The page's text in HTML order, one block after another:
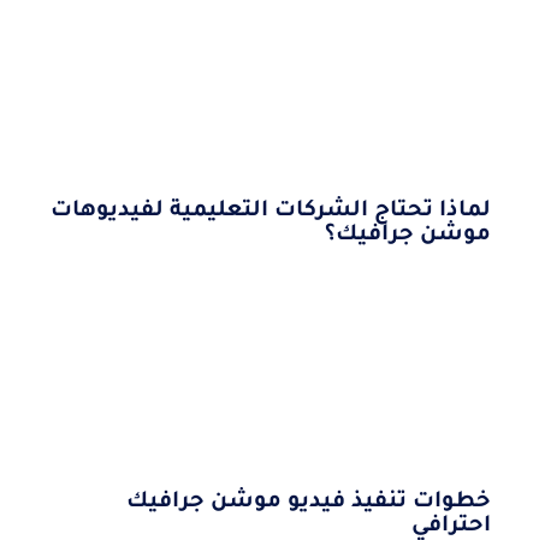
لماذا تحتاج الشركات التعليمية لفيديوهات
موشن جرافيك؟
خطوات تنفيذ فيديو موشن جرافيك
احترافي